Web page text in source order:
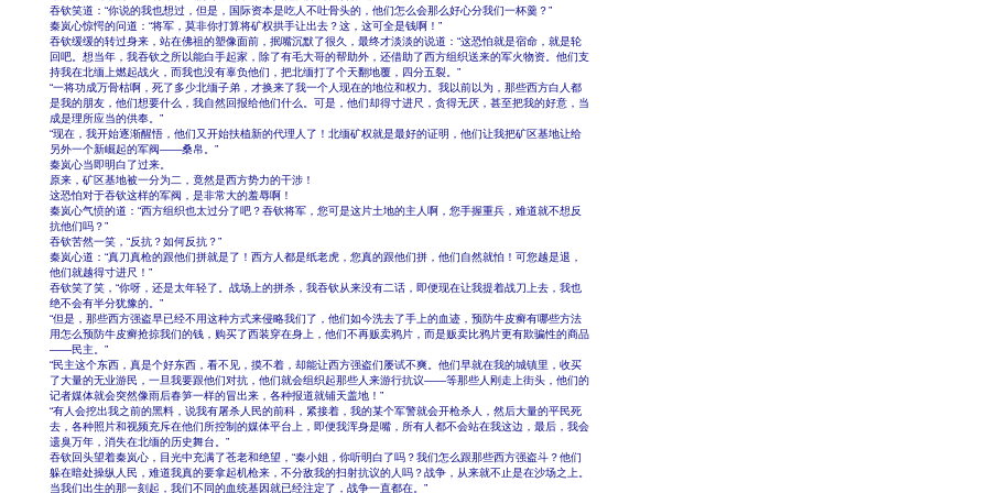
吞钦笑道：“你说的我也想过，但是，国际资本是吃人不吐骨头的，他们怎么会那么好心分我们一杯羹？”
秦岚心惊愕的问道：“将军，莫非你打算将矿权拱手让出去？这，这可全是钱啊！”
吞钦缓缓的转过身来，站在佛祖的塑像面前，抿嘴沉默了很久，最终才淡淡的说道：“这恐怕就是宿命，就是轮
回吧。想当年，我吞钦之所以能白手起家，除了有毛大哥的帮助外，还借助了西方组织送来的军火物资。他们支
持我在北缅上燃起战火，而我也没有辜负他们，把北缅打了个天翻地覆，四分五裂。”
“一将功成万骨枯啊，死了多少北缅子弟，才换来了我一个人现在的地位和权力。我以前以为，那些西方白人都
是我的朋友，他们想要什么，我自然回报给他们什么。可是，他们却得寸进尺，贪得无厌，甚至把我的好意，当
成是理所应当的供奉。”
“现在，我开始逐渐醒悟，他们又开始扶植新的代理人了！北缅矿权就是最好的证明，他们让我把矿区基地让给
另外一个新崛起的军阀――桑帛。”
秦岚心当即明白了过来。
原来，矿区基地被一分为二，竟然是西方势力的干涉！
这恐怕对于吞钦这样的军阀，是非常大的羞辱啊！
秦岚心气愤的道：“西方组织也太过分了吧？吞钦将军，您可是这片土地的主人啊，您手握重兵，难道就不想反
抗他们吗？”
吞钦苦然一笑，“反抗？如何反抗？”
秦岚心道：“真刀真枪的跟他们拼就是了！西方人都是纸老虎，您真的跟他们拼，他们自然就怕！可您越是退，
他们就越得寸进尺！”
吞钦笑了笑，“你呀，还是太年轻了。战场上的拼杀，我吞钦从来没有二话，即便现在让我提着战刀上去，我也
绝不会有半分犹豫的。”
“但是，那些西方强盗早已经不用这种方式来侵略我们了，他们如今洗去了手上的血迹，预防牛皮癣有哪些方法
用怎么预防牛皮癣抢掠我们的钱，购买了西装穿在身上，他们不再贩卖鸦片，而是贩卖比鸦片更有欺骗性的商品
――民主。”
“民主这个东西，真是个好东西，看不见，摸不着，却能让西方强盗们屡试不爽。他们早就在我的城镇里，收买
了大量的无业游民，一旦我要跟他们对抗，他们就会组织起那些人来游行抗议――等那些人刚走上街头，他们的
记者媒体就会突然像雨后春笋一样的冒出来，各种报道就铺天盖地！”
“有人会挖出我之前的黑料，说我有屠杀人民的前科，紧接着，我的某个军警就会开枪杀人，然后大量的平民死
去，各种照片和视频充斥在他们所控制的媒体平台上，即便我浑身是嘴，所有人都不会站在我这边，最后，我会
遗臭万年，消失在北缅的历史舞台。”
吞钦回头望着秦岚心，目光中充满了苍老和绝望，“秦小姐，你听明白了吗？我们怎么跟那些西方强盗斗？他们
躲在暗处操纵人民，难道我真的要拿起机枪来，不分敌我的扫射抗议的人吗？战争，从来就不止是在沙场之上。
当我们出生的那一刻起，我们不同的血统基因就已经注定了，战争一直都在。”